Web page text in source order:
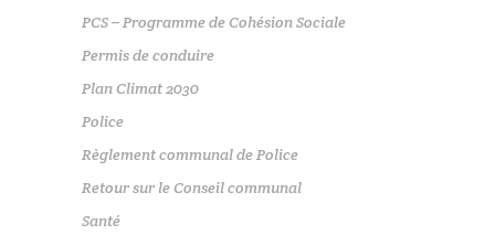
PCS – Programme de Cohésion Sociale
Permis de conduire
Plan Climat 2030
Police
Règlement communal de Police
Retour sur le Conseil communal
Santé